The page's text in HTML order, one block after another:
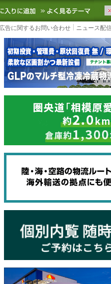
の物流ニュースをお届けし
お気に入りに追加 よ
広告に関するお問い合わせ ニュース配